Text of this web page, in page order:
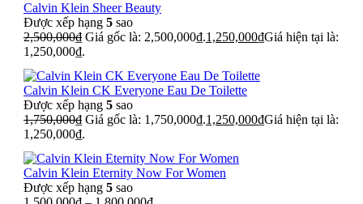
Calvin Klein Sheer Beauty
Được xếp hạng 5 sao
2,500,000₫ Giá gốc là: 2,500,000₫.1,250,000₫Giá hiện tại là:
1,250,000₫.
Calvin Klein CK Everyone Eau De Toilette
Được xếp hạng 5 sao
1,750,000₫ Giá gốc là: 1,750,000₫.1,250,000₫Giá hiện tại là:
1,250,000₫.
Calvin Klein Eternity Now For Women
Được xếp hạng 5 sao